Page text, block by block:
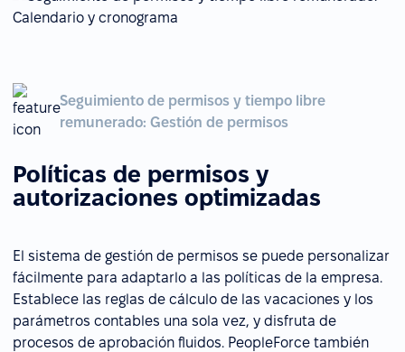
Seguimiento de permisos y tiempo libre
remunerado: Gestión de permisos
Políticas de permisos y
autorizaciones optimizadas
El sistema de gestión de permisos se puede personalizar
fácilmente para adaptarlo a las políticas de la empresa.
Establece las reglas de cálculo de las vacaciones y los
parámetros contables una sola vez, y disfruta de
procesos de aprobación fluidos. PeopleForce también